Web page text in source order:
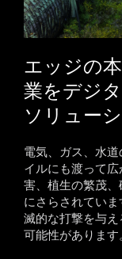
エッジの
業をデジ
ソリュー
電気、ガス、水
イルにも渡って
害、植生の繁茂
にさらされてい
滅的な打撃を与
可能性があります